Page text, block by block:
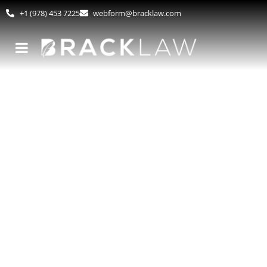
+1 (978) 453 7225 webform@bracklaw.com